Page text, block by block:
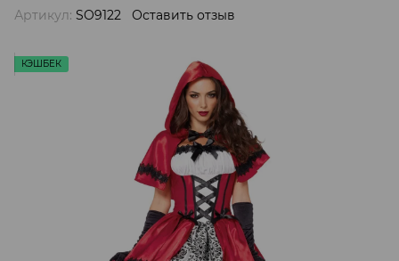
Артикул: SO9122 Оставить отзыв
КЭШБЕК